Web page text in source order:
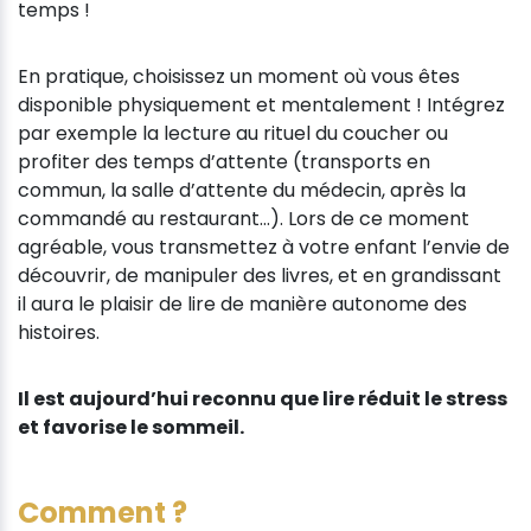
temps !
En pratique, choisissez un moment où vous êtes
disponible physiquement et mentalement ! Intégrez
par exemple la lecture au rituel du coucher ou
profiter des temps d’attente (transports en
commun, la salle d’attente du médecin, après la
commandé au restaurant…). Lors de ce moment
agréable, vous transmettez à votre enfant l’envie de
découvrir, de manipuler des livres, et en grandissant
il aura le plaisir de lire de manière autonome des
histoires.
Il est aujourd’hui reconnu que lire réduit le stress
et favorise le sommeil.
Comment ?